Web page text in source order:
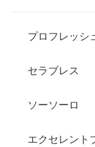
プロフレッシ
セラブレス
ソーソーロ
エクセレント